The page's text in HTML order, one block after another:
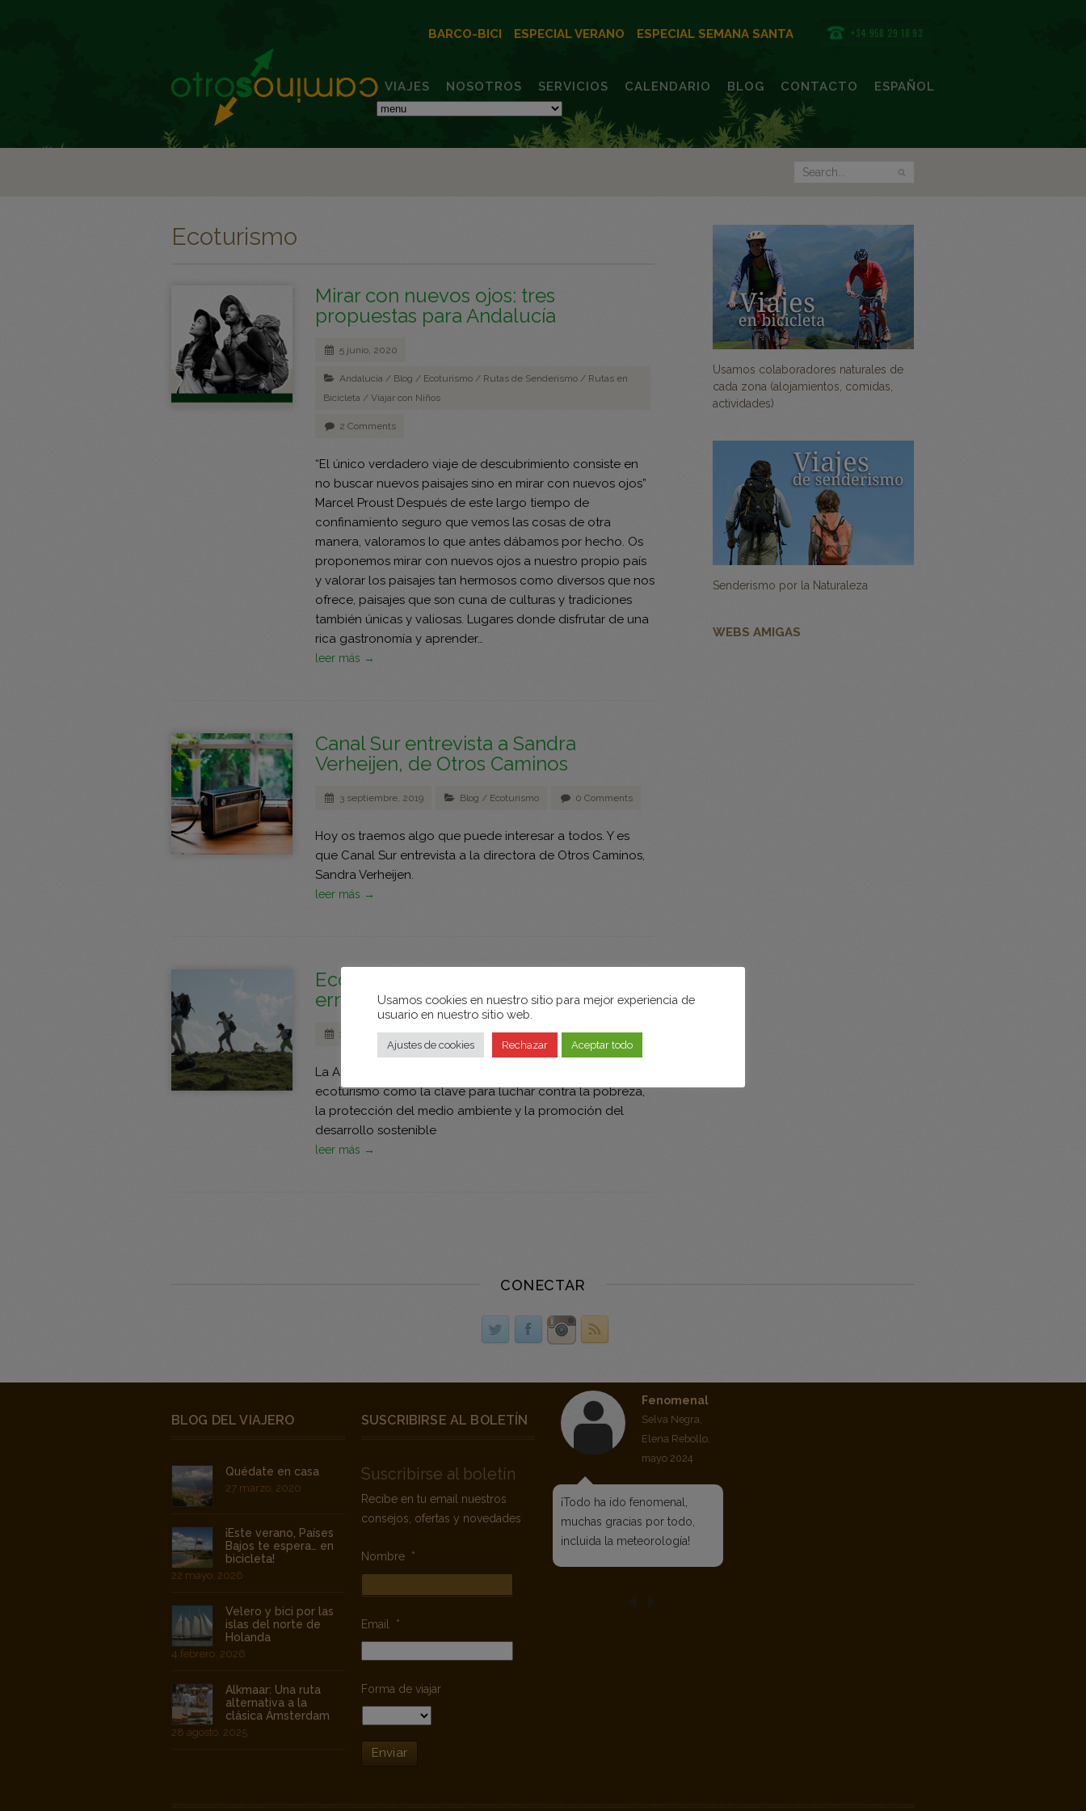
BARCO-BICI ESPECIAL VERANO ESPECIAL SEMANA SANTA +34 958 29 18 93
VIAJES NOSOTROS SERVICIOS CALENDARIO BLOG CONTACTO ESPAÑOL
Ecoturismo
Mirar con nuevos ojos: tres
propuestas para Andalucía
5 junio, 2020
Andalucía / Blog / Ecoturismo / Rutas de Senderismo / Rutas en
Bicicleta / Viajar con Niños
2 Comments
“El único verdadero viaje de descubrimiento consiste en
no buscar nuevos paisajes sino en mirar con nuevos ojos”
Marcel Proust Después de este largo tiempo de
confinamiento seguro que vemos las cosas de otra
manera, valoramos lo que antes dábamos por hecho. Os
proponemos mirar con nuevos ojos a nuestro propio país
y valorar los paisajes tan hermosos como diversos que nos
ofrece, paisajes que son cuna de culturas y tradiciones
también únicas y valiosas. Lugares donde disfrutar de una
rica gastronomía y aprender…
leer más →
Canal Sur entrevista a Sandra
Verheijen, de Otros Caminos
3 septiembre, 2019 Blog / Ecoturismo 0 Comments
Hoy os traemos algo que puede interesar a todos. Y es
que Canal Sur entrevista a la directora de Otros Caminos,
Sandra Verheijen.
leer más →
Ecoturismo, la clave para la
erradicación de la pobreza…
17 enero, 2013 Ecoturismo 0 Comments
La Asamblea General de Nacionales Unidas reconoce el
ecoturismo como la clave para luchar contra la pobreza,
la protección del medio ambiente y la promoción del
desarrollo sostenible
leer más →
Usamos colaboradores naturales de
cada zona (alojamientos, comidas,
actividades)
Senderismo por la Naturaleza
WEBS AMIGAS
CONECTAR
BLOG DEL VIAJERO
Quédate en casa
27 marzo, 2020
¡Este verano, Países
Bajos te espera… en
bicicleta!
22 mayo, 2026
Velero y bici por las
islas del norte de
Holanda
4 febrero, 2026
Alkmaar: Una ruta
alternativa a la
clásica Ámsterdam
28 agosto, 2025
SUSCRIBIRSE AL BOLETÍN
Suscribirse al boletín
Recibe en tu email nuestros
consejos, ofertas y novedades
Nombre *
Email *
Forma de viajar
Enviar
Fenomenal
Selva Negra,
Elena Rebollo,
mayo 2024
¡Todo ha ido fenomenal,
muchas gracias por todo,
incluida la meteorología!
Usamos cookies en nuestro sitio para mejor experiencia de
usuario en nuestro sitio web.
Ajustes de cookies Rechazar Aceptar todo